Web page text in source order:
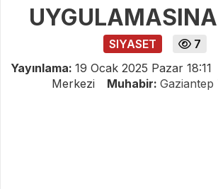
SIYASET
7
Yayınlama: 19 Ocak 2025 Pazar 18:11
Merkezi
Muhabir: Gaziantep